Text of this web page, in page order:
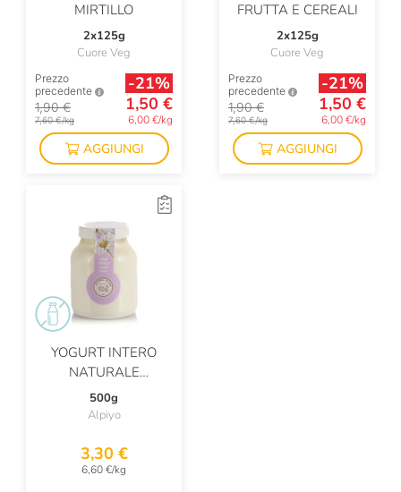
MIRTILLO
2x125g
Cuore Veg
Prezzo
precedente
1,90 €
7,60 €/kg
-21%
1,50 €
6,00 €/kg
AGGIUNGI
FRUTTA E CEREALI
2x125g
Cuore Veg
Prezzo
precedente
1,90 €
7,60 €/kg
-21%
1,50 €
6,00 €/kg
AGGIUNGI
YOGURT INTERO
NATURALE
DELATTOSATO
500g
Alpiyo
3,30 €
6,60 €/kg